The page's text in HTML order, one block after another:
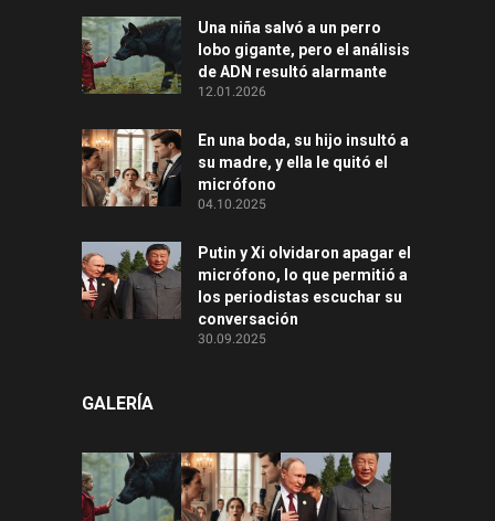
Una niña salvó a un perro
lobo gigante, pero el análisis
de ADN resultó alarmante
12.01.2026
En una boda, su hijo insultó a
su madre, y ella le quitó el
micrófono
04.10.2025
Putin y Xi olvidaron apagar el
micrófono, lo que permitió a
los periodistas escuchar su
conversación
30.09.2025
GALERÍA